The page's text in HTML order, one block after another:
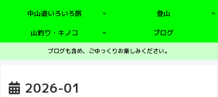
中山道いろいろ旅 登山
山釣り・キノコ ブログ
ブログも含め、ごゆっくりお楽しみください。
2026-01